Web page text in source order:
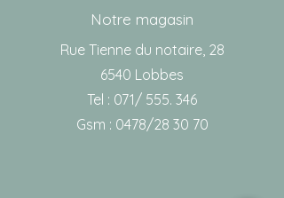
Notre magasin
Rue Tienne du notaire, 28
6540 Lobbes
Tel : 071/ 555. 346
Gsm : 0478/28 30 70